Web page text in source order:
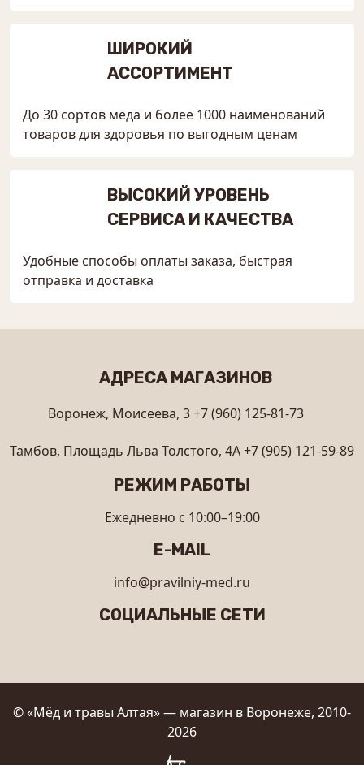
ШИРОКИЙ
АССОРТИМЕНТ
До 30 сортов мёда и более 1000 наименований
товаров для здоровья по выгодным ценам
ВЫСОКИЙ УРОВЕНЬ
СЕРВИСА И КАЧЕСТВА
Удобные способы оплаты заказа, быстрая
отправка и доставка
АДРЕСА МАГАЗИНОВ
Воронеж, Моисеева, 3+7 (960) 125-81-73
Тамбов, Площадь Льва Толстого, 4А+7 (905) 121-59-89
РЕЖИМ РАБОТЫ
Ежедневно с 10:00–19:00
E-MAIL
info@pravilniy-med.ru
СОЦИАЛЬНЫЕ СЕТИ
© «Мёд и травы Алтая» — магазин в Воронеже, 2010-
2026